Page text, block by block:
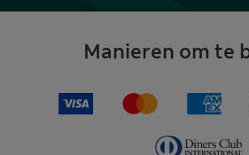
Manieren om te